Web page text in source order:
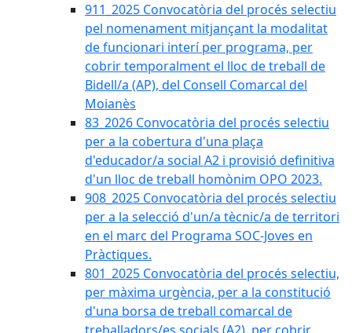
911_2025 Convocatòria del procés selectiu
pel nomenament mitjançant la modalitat
de funcionari interí per programa, per
cobrir temporalment el lloc de treball de
Bidell/a (AP), del Consell Comarcal del
Moianès
83_2026 Convocatòria del procés selectiu
per a la cobertura d'una plaça
d'educador/a social A2 i provisió definitiva
d'un lloc de treball homònim OPO 2023.
908_2025 Convocatòria del procés selectiu
per a la selecció d'un/a tècnic/a de territori
en el marc del Programa SOC-Joves en
Pràctiques.
801_2025 Convocatòria del procés selectiu,
per màxima urgència, per a la constitució
d'una borsa de treball comarcal de